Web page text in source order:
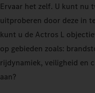
Ervaar het zelf. U kunt nu
uitproberen door deze in
kunt u de Actros L
op gebieden zoals:
rijdynamiek, veiligheid en
aan?